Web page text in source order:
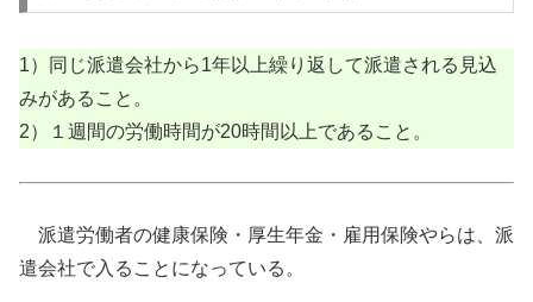
1）同じ派遣会社から1年以上繰り返して派遣される見込
みがあること。
2）１週間の労働時間が20時間以上であること。
派遣労働者の健康保険・厚生年金・雇用保険やらは、派
遣会社で入ることになっている。